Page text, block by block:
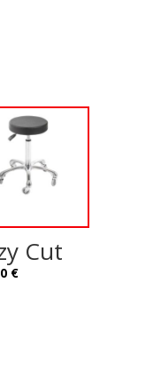
Cut
€